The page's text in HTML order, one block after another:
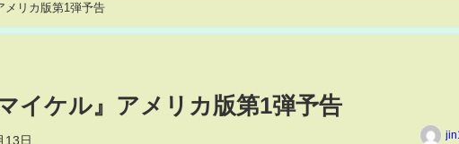
メリカ版第1弾予告
イケル』アメリカ版第1弾予告
13日